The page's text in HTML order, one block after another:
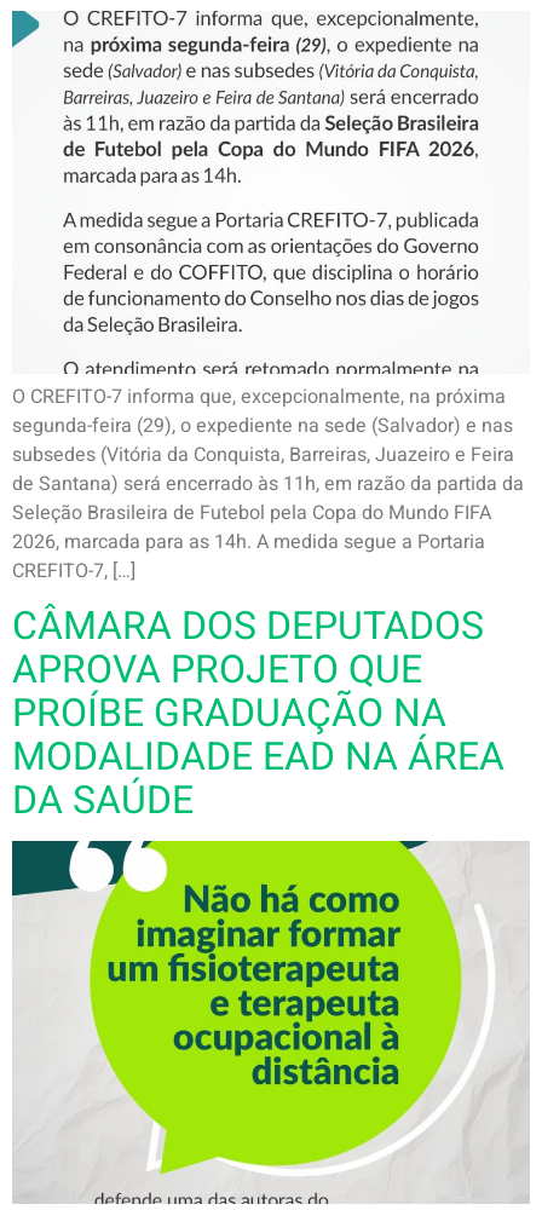
O CREFITO-7 informa que, excepcionalmente, na próxima
segunda-feira (29), o expediente na sede (Salvador) e nas
subsedes (Vitória da Conquista, Barreiras, Juazeiro e Feira
de Santana) será encerrado às 11h, em razão da partida da
Seleção Brasileira de Futebol pela Copa do Mundo FIFA
2026, marcada para as 14h. A medida segue a Portaria
CREFITO-7, […]
CÂMARA DOS DEPUTADOS
APROVA PROJETO QUE
PROÍBE GRADUAÇÃO NA
MODALIDADE EAD NA ÁREA
DA SAÚDE